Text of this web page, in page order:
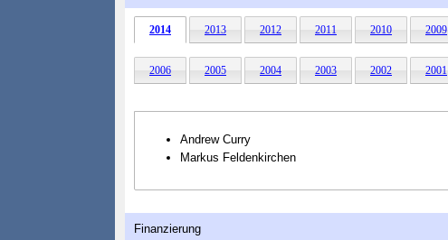
2014 2013 2012 2011 2010 2009
2006 2005 2004 2003 2002 2001
Andrew Curry
Markus Feldenkirchen
Finanzierung